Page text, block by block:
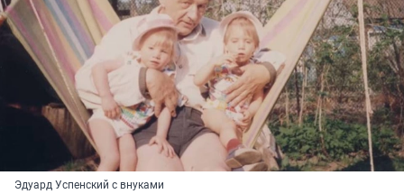
Эдуард Успенский с внуками